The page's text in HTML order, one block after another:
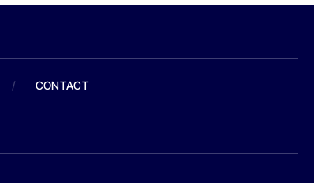
/ CONTACT